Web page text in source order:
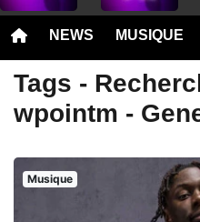
NEWS MUSIQUE
Tags -
wpointm -
Musique